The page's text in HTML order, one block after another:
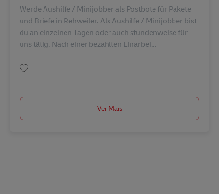
Werde Aushilfe / Minijobber als Postbote für Pakete
und Briefe in Rehweiler. Als Aushilfe / Minijobber bist
du an einzelnen Tagen oder auch stundenweise für
uns tätig. Nach einer bezahlten Einarbei...
Ver Mais